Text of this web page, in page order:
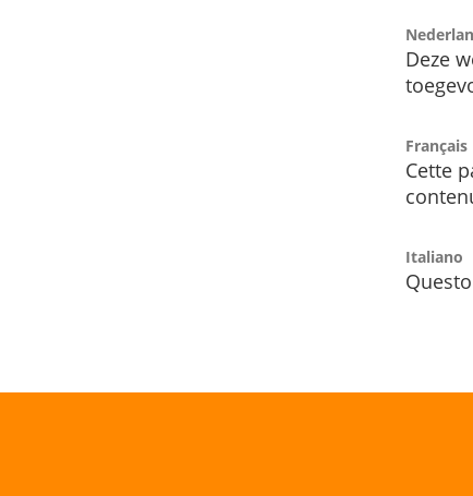
Deze
Français
Cette
Italiano